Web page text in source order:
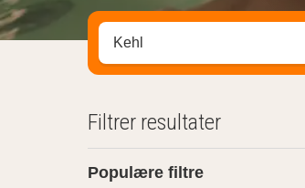
Søk hotell, region eller by
Filtrer resultater
Populære filtre